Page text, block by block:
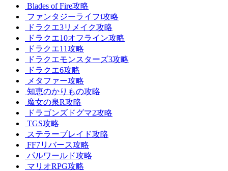
Blades of Fire攻略
ファンタジーライフi攻略
ドラクエ3リメイク攻略
ドラクエ10オフライン攻略
ドラクエ11攻略
ドラクエモンスターズ3攻略
ドラクエ6攻略
メタファー攻略
知恵のかりもの攻略
魔女の泉R攻略
ドラゴンズドグマ2攻略
TGS攻略
ステラーブレイド攻略
FF7リバース攻略
パルワールド攻略
マリオRPG攻略